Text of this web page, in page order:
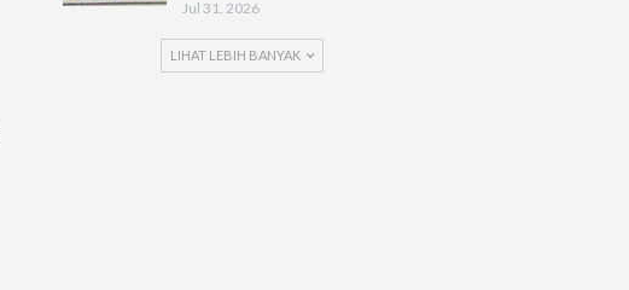
Jul 31, 2026
LIHAT LEBIH BANYAK